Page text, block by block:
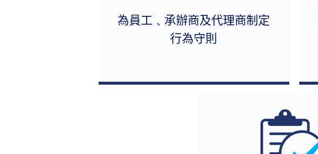
為員工﹑承辦商及代理商制定
行為守則